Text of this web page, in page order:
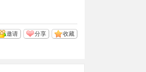
收藏
分享
邀请